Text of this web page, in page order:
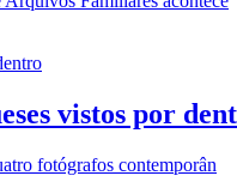
vistos por
fotógrafos contemporân